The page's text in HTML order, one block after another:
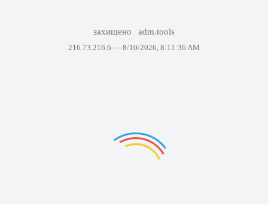
захищено adm.tools
216.73.216.6 — 8/10/2026, 8:11:36 AM